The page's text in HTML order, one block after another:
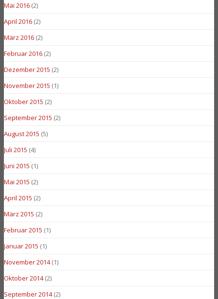
Mai 2016 (2)
April 2016 (2)
März 2016 (2)
Februar 2016 (2)
Dezember 2015 (2)
November 2015 (1)
Oktober 2015 (2)
September 2015 (2)
August 2015 (5)
Juli 2015 (4)
Juni 2015 (1)
Mai 2015 (2)
April 2015 (2)
März 2015 (2)
Februar 2015 (1)
Januar 2015 (1)
November 2014(1)
Oktober 2014(2)
September 2014(2)